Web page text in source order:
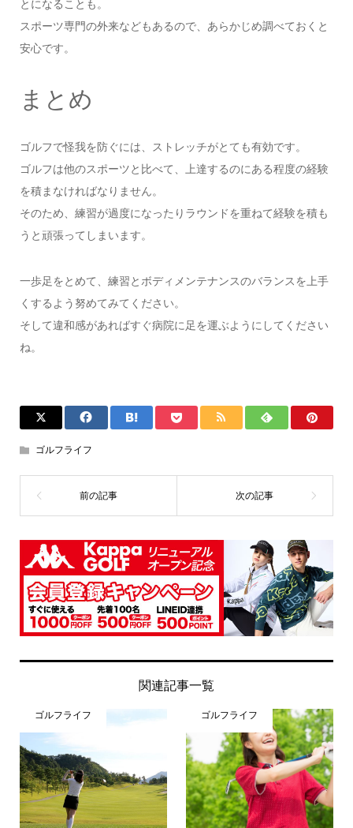
とになることも。
スポーツ専門の外来などもあるので、あらかじめ調べておくと
安心です。
まとめ
ゴルフで怪我を防ぐには、ストレッチがとても有効です。
ゴルフは他のスポーツと比べて、上達するのにある程度の経験
を積まなければなりません。
そのため、練習が過度になったりラウンドを重ねて経験を積も
うと頑張ってしまいます。
一歩足をとめて、練習とボディメンテナンスのバランスを上手
くするよう努めてみてください。
そして違和感があればすぐ病院に足を運ぶようにしてください
ね。
ゴルフライフ
関連記事一覧
ゴルフライフ ゴルフライフ